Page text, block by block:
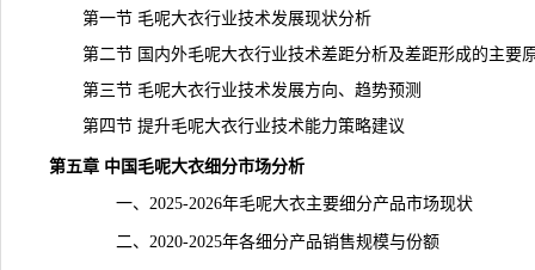
第一节 毛呢大衣行业技术发展现状分析
第二节 国内外毛呢大衣行业技术差距分析及差距形成的主要
第三节 毛呢大衣行业技术发展方向、趋势预测
第四节 提升毛呢大衣行业技术能力策略建议
第五章 中国毛呢大衣细分市场分析
一、2025-2026年毛呢大衣主要细分产品市场现状
二、2020-2025年各细分产品销售规模与份额